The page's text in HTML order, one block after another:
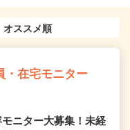
・在宅モニター
ニター大募集！未経